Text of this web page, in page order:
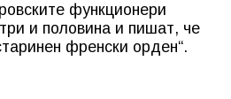
функционери
и половина и пишат, че
френски орден“.